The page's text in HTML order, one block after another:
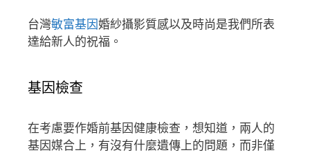
台灣敏富基因婚紗攝影質感以及時尚是我們所表
達給新人的祝福。
基因檢查
在考慮要作婚前基因健康檢查，想知道，兩人的
基因媒合上，有沒有什麼遺傳上的問題，而非僅